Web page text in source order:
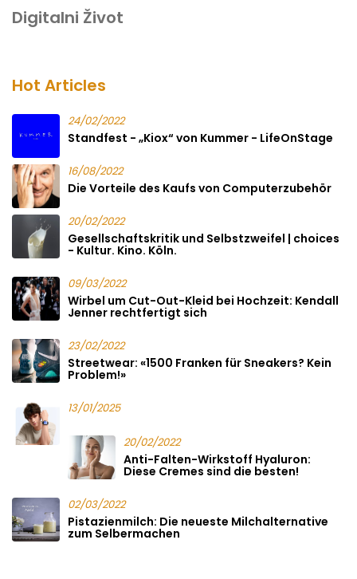
Digitalni Život
Hot Articles
24/02/2022
Standfest - „Kiox“ von Kummer - LifeOnStage
16/08/2022
Die Vorteile des Kaufs von Computerzubehör
20/02/2022
Gesellschaftskritik und Selbstzweifel | choices
- Kultur. Kino. Köln.
09/03/2022
Wirbel um Cut-Out-Kleid bei Hochzeit: Kendall
Jenner rechtfertigt sich
23/02/2022
Streetwear: «1500 Franken für Sneakers? Kein
Problem!»
13/01/2025
20/02/2022
Anti-Falten-Wirkstoff Hyaluron:
Diese Cremes sind die besten!
02/03/2022
Pistazienmilch: Die neueste Milchalternative
zum Selbermachen